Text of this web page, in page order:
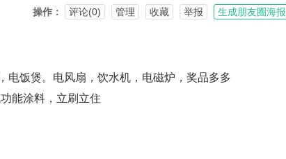
操作： 评论(0) 管理 收藏 举报 生成朋友圈海报
电饭煲。电风扇，饮水机，电磁炉，奖品多多
能涂料，立刷立住